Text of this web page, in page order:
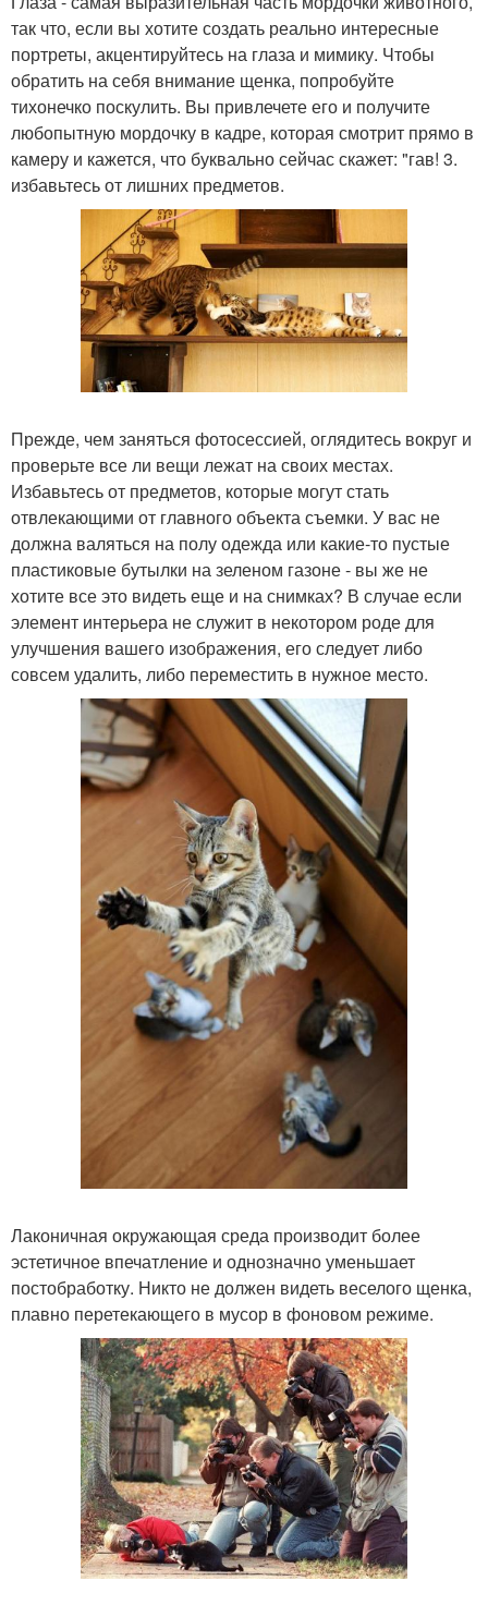
так что, если вы хотите создать реально интересные
портреты, акцентируйтесь на глаза и мимику. Чтобы
обратить на себя внимание щенка, попробуйте
тихонечко поскулить. Вы привлечете его и получите
любопытную мордочку в кадре, которая смотрит прямо в
камеру и кажется, что буквально сейчас скажет: "гав! 3.
избавьтесь от лишних предметов.
Прежде, чем заняться фотосессией, оглядитесь вокруг и
проверьте все ли вещи лежат на своих местах.
Избавьтесь от предметов, которые могут стать
отвлекающими от главного объекта съемки. У вас не
должна валяться на полу одежда или какие-то пустые
пластиковые бутылки на зеленом газоне - вы же не
хотите все это видеть еще и на снимках? В случае если
элемент интерьера не служит в некотором роде для
улучшения вашего изображения, его следует либо
совсем удалить, либо переместить в нужное место.
Лаконичная окружающая среда производит более
эстетичное впечатление и однозначно уменьшает
постобработку. Никто не должен видеть веселого щенка,
плавно перетекающего в мусор в фоновом режиме.